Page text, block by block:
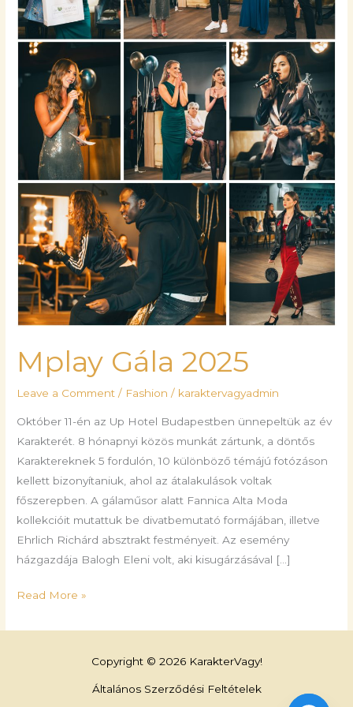
Mplay Gála 2025
Leave a Comment / Fashion / karaktervagyadmin
Október 11-én az Up Hotel Budapestben ünnepeltük az év
Karakterét. 8 hónapnyi közös munkát zártunk, a döntős
Karaktereknek 5 fordulón, 10 különböző témájú fotózáson
kellett bizonyítaniuk, ahol az átalakulások voltak
főszerepben. A gálaműsor alatt Fannica Alta Moda
kollekcióit mutattuk be divatbemutató formájában, illetve
Ehrlich Richárd absztrakt festményeit. Az esemény
házgazdája Balogh Eleni volt, aki kisugárzásával […]
Read More »
Copyright © 2026 KarakterVagy!
Általános Szerződési Feltételek